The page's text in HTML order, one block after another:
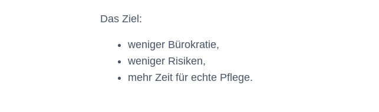
Das Ziel:
weniger Bürokratie,
weniger Risiken,
mehr Zeit für echte Pflege.